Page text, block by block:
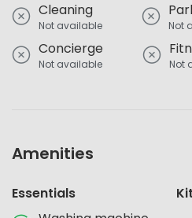
Cleaning
Not available Not
Concierge
Not available Not
Amenities
Essentials